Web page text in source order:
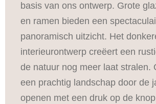
basis van ons ontwerp. Grote
en ramen bieden een
panoramisch uitzicht. Het
interieurontwerp creëert een
de natuur nog meer laat stralen.
een prachtig landschap door de
openen met een druk op de